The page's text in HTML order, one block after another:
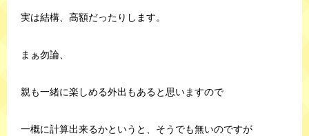
実は結構、高額だったりします。
まぁ勿論、
親も一緒に楽しめる外出もあると思いますので
一概に計算出来るかというと、そうでも無いのですが